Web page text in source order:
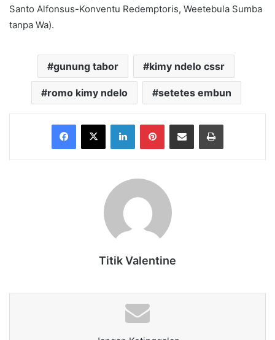
Santo Alfonsus-Konventu Redemptoris, Weetebula Sumba
tanpa Wa).
gunung tabor kimy ndelo cssr
romo kimy ndelo setetes embun
Facebook
X LinkedInPinterestShare via Email Print
Titik Valentine